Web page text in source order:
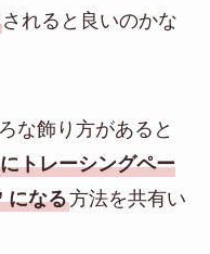
されると良いのかな
な飾り方があると
トレーシングペー
になる方法を共有い